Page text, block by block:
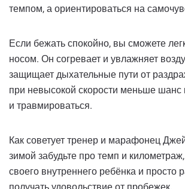
темпом, а ориентироваться на
Если бежать спокойно, вы сможете
носом. Он согревает и увлажняет
защищает дыхательные пути от
при невысокой скорости меньше шанс
и травмироваться.
Как советует тренер и марафонец
зимой забудьте про темп и
своего внутреннего ребёнка и просто